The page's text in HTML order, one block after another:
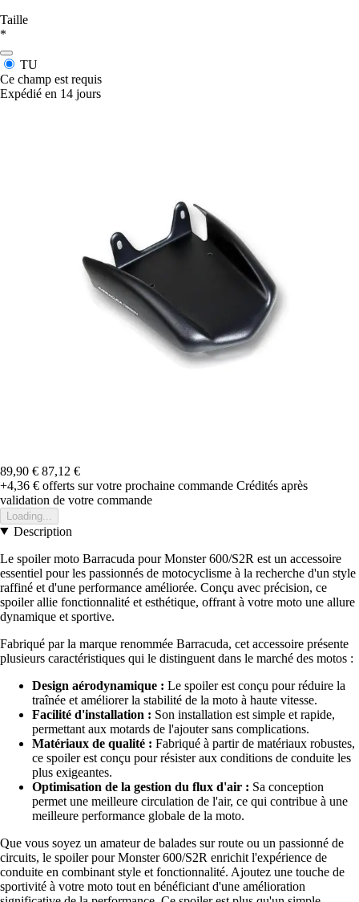
Taille
*
TU
Ce champ est requis
Expédié en 14 jours
89,90 € 87,12 €
+4,36 € offerts sur votre prochaine commande Crédités après
validation de votre commande
Loading...
Description
Le spoiler moto Barracuda pour Monster 600/S2R est un accessoire
essentiel pour les passionnés de motocyclisme à la recherche d'un style
raffiné et d'une performance améliorée. Conçu avec précision, ce
spoiler allie fonctionnalité et esthétique, offrant à votre moto une allure
dynamique et sportive.
Fabriqué par la marque renommée Barracuda, cet accessoire présente
plusieurs caractéristiques qui le distinguent dans le marché des motos :
Design aérodynamique : Le spoiler est conçu pour réduire la
traînée et améliorer la stabilité de la moto à haute vitesse.
Facilité d'installation : Son installation est simple et rapide,
permettant aux motards de l'ajouter sans complications.
Matériaux de qualité : Fabriqué à partir de matériaux robustes,
ce spoiler est conçu pour résister aux conditions de conduite les
plus exigeantes.
Optimisation de la gestion du flux d'air : Sa conception
permet une meilleure circulation de l'air, ce qui contribue à une
meilleure performance globale de la moto.
Que vous soyez un amateur de balades sur route ou un passionné de
circuits, le spoiler pour Monster 600/S2R enrichit l'expérience de
conduite en combinant style et fonctionnalité. Ajoutez une touche de
sportivité à votre moto tout en bénéficiant d'une amélioration